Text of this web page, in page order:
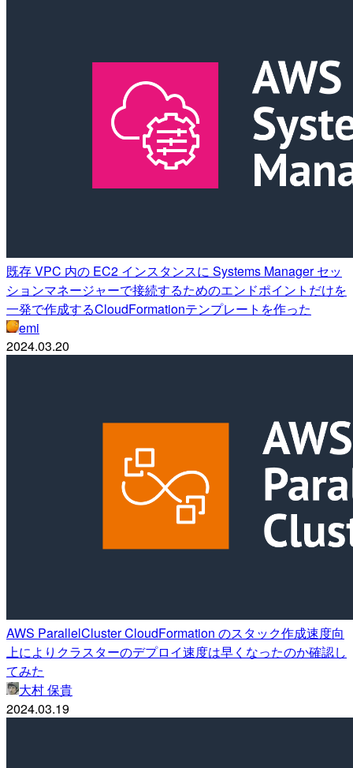
既存 VPC 内の EC2 インスタンスに Systems Manager セッ
ションマネージャーで接続するためのエンドポイントだけを
一発で作成するCloudFormationテンプレートを作った
emi
2024.03.20
AWS ParallelCluster CloudFormation のスタック作成速度向
上によりクラスターのデプロイ速度は早くなったのか確認し
てみた
大村 保貴
2024.03.19